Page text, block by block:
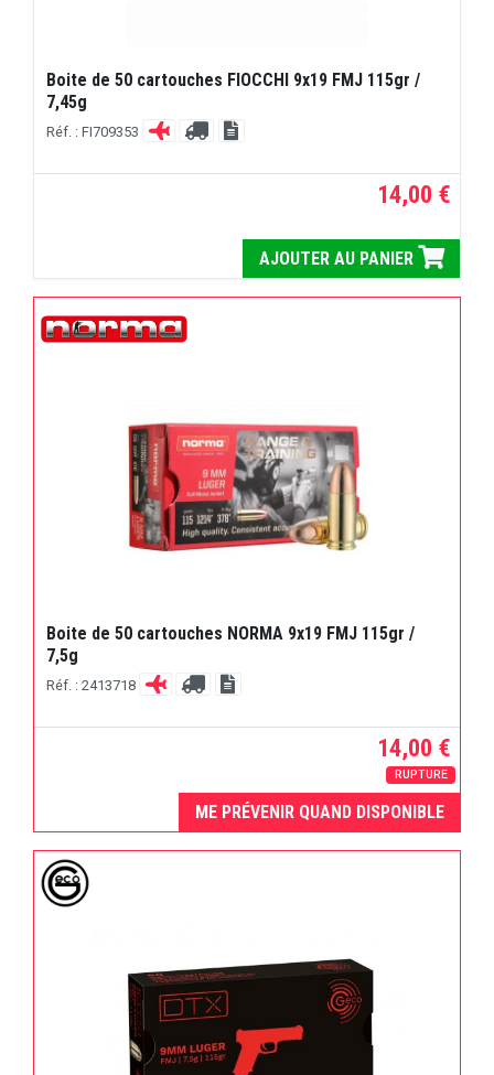
Boite de 50 cartouches FIOCCHI 9x19 FMJ 115gr /
7,45g
Réf. : FI709353
14,00 €
AJOUTER AU PANIER
Boite de 50 cartouches NORMA 9x19 FMJ 115gr /
7,5g
Réf. : 2413718
14,00 €
RUPTURE
ME PRÉVENIR QUAND DISPONIBLE